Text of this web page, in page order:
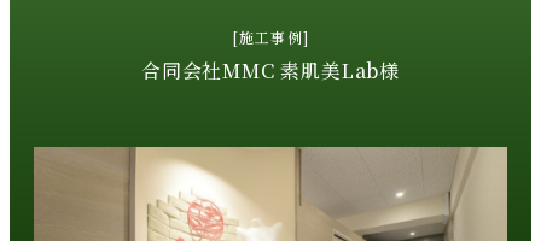
[施工事例]
合同会社MMC 素肌美Lab様